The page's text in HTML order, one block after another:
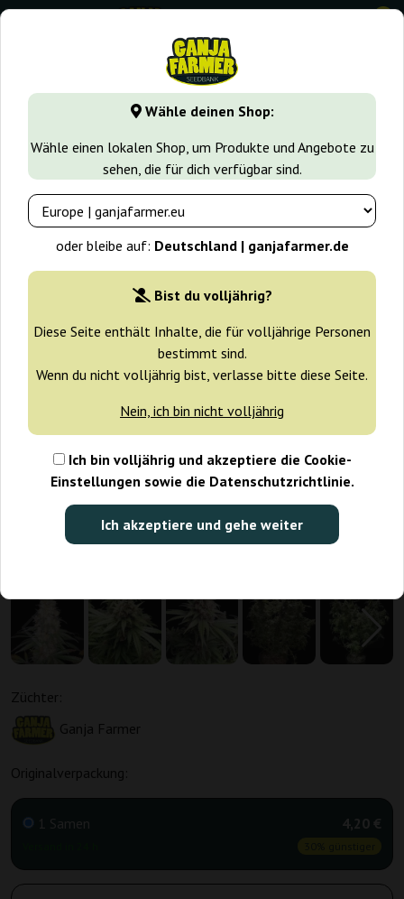
Wähle deinen Shop:
Wähle einen lokalen Shop, um Produkte und Angebote zu
sehen, die für dich verfügbar sind.
oder bleibe auf: Deutschland | ganjafarmer.de
Bist du volljährig?
Diese Seite enthält Inhalte, die für volljährige Personen
bestimmt sind.
Wenn du nicht volljährig bist, verlasse bitte diese Seite.
Nein, ich bin nicht volljährig
Ich bin volljährig und akzeptiere die Cookie-
Einstellungen sowie die Datenschutzrichtlinie.
Ich akzeptiere und gehe weiter
0
GanjaFarmer.de Cannabissorten Afghan Afghan Fast
-30%
+ Extras
Züchter:
Ganja Farmer
Originalverpackung:
1 Samen 4,20 €